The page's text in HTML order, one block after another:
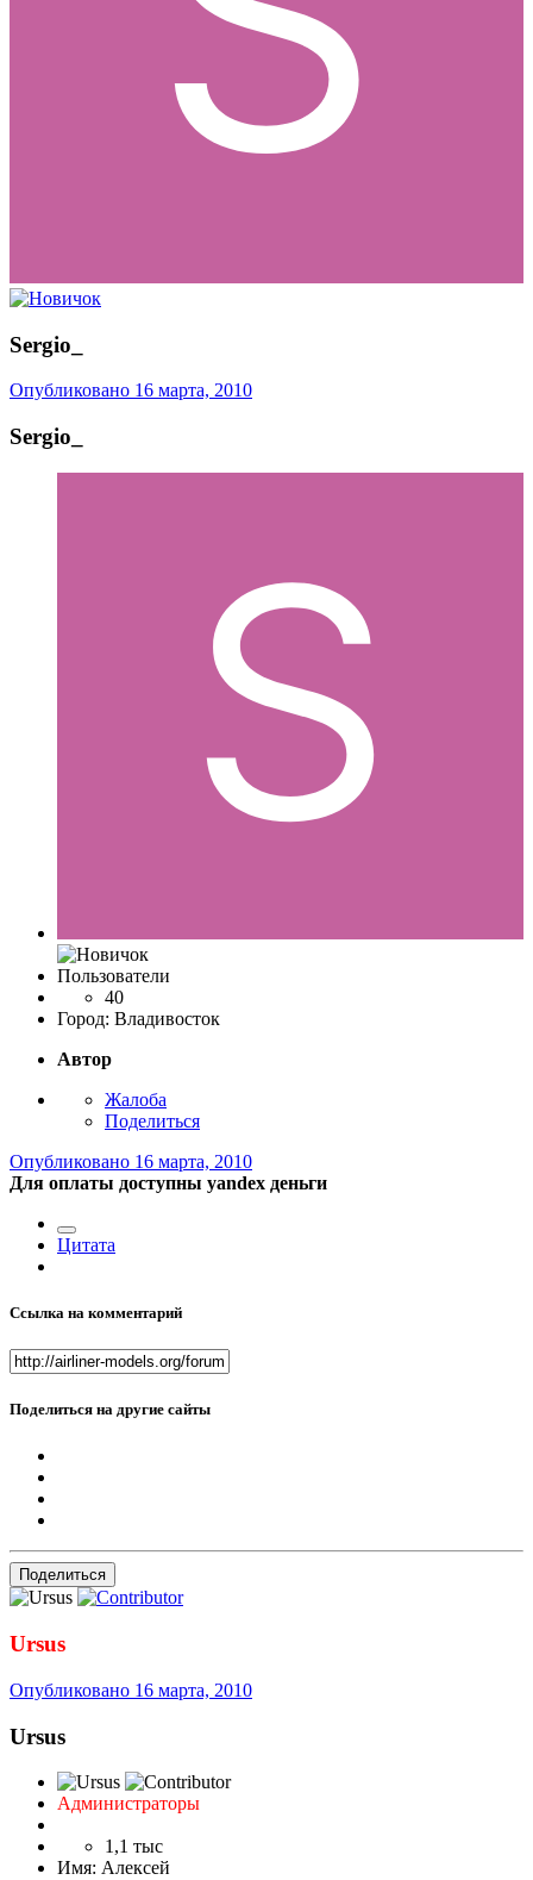
Sergio_
Опубликовано 16 марта, 2010
Sergio_
Пользователи
40
Город: Владивосток
Автор
Жалоба
Поделиться
Опубликовано 16 марта, 2010
Для оплаты доступны yandex деньги
Цитата
Ссылка на комментарий
Поделиться на другие сайты
Поделиться
Ursus
Опубликовано 16 марта, 2010
Ursus
Администраторы
1,1 тыс
Имя: Алексей